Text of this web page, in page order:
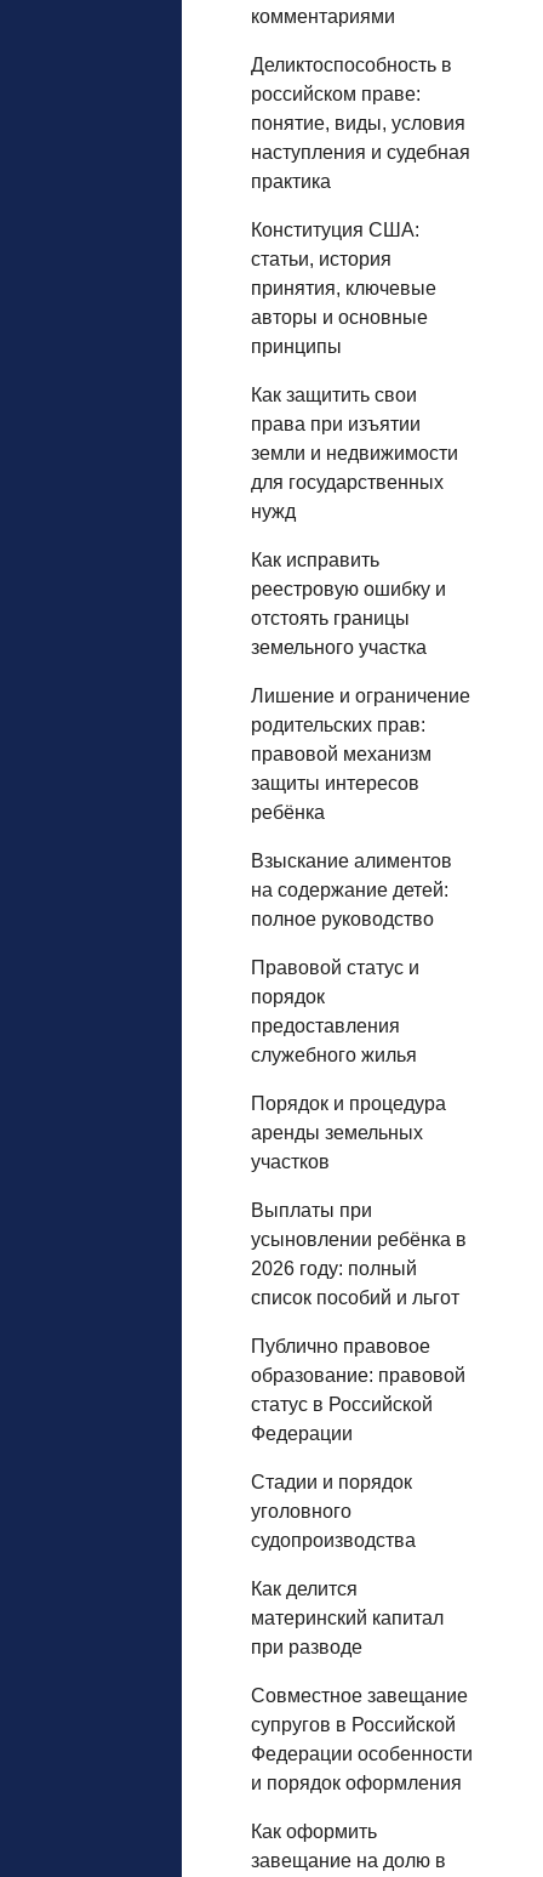
комментариями
Деликтоспособность в
российском праве:
понятие, виды, условия
наступления и судебная
практика
Конституция США:
статьи, история
принятия, ключевые
авторы и основные
принципы
Как защитить свои
права при изъятии
земли и недвижимости
для государственных
нужд
Как исправить
реестровую ошибку и
отстоять границы
земельного участка
Лишение и ограничение
родительских прав:
правовой механизм
защиты интересов
ребёнка
Взыскание алиментов
на содержание детей:
полное руководство
Правовой статус и
порядок
предоставления
служебного жилья
Порядок и процедура
аренды земельных
участков
Выплаты при
усыновлении ребёнка в
2026 году: полный
список пособий и льгот
Публично правовое
образование: правовой
статус в Российской
Федерации
Стадии и порядок
уголовного
судопроизводства
Как делится
материнский капитал
при разводе
Совместное завещание
супругов в Российской
Федерации особенности
и порядок оформления
Как оформить
завещание на долю в